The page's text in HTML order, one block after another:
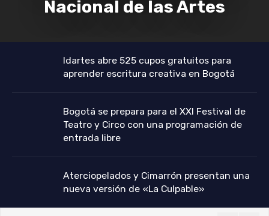
De la región
Nacional de las Artes
Idartes abre 525 cupos gratuitos para
aprender escritura creativa en Bogotá
Bogotá se prepara para el XXI Festival de
Teatro y Circo con una programación de
entrada libre
Aterciopelados y Cimarrón presentan una
nueva versión de «La Culpable»